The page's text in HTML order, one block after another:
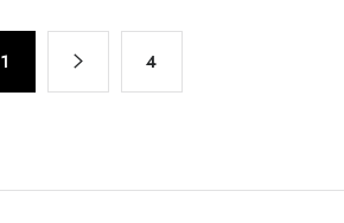
1 4